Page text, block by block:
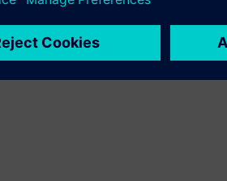
інтегрувати, експлуатувати або
продукти/рішення Siemens Xcelerator